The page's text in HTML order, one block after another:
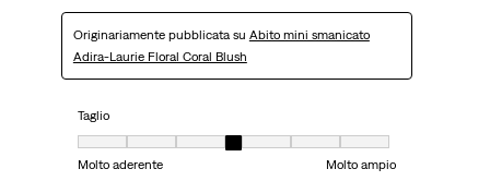
Originariamente pubblicata su Abito mini smanicato
Adira-Laurie Floral Coral Blush
Taglio
Taglio, 4 su 7, dove 1 è uguale a Molto aderente e 7 è uguale a Molto
Molto aderente
Molto ampio